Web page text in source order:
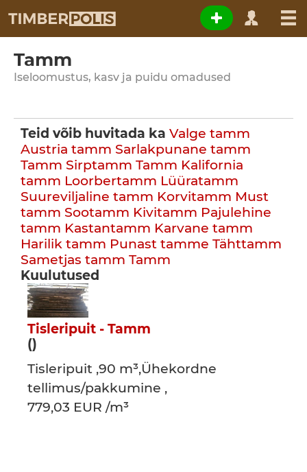
Tamm
Iseloomustus, kasv ja puidu omadused
Teid võib huvitada ka Valge tamm
Austria tamm Sarlakpunane tamm
Tamm Sirptamm Tamm Kalifornia
tamm Loorbertamm Lüüratamm
Suureviljaline tamm Korvitamm Must
tamm Sootamm Kivitamm Pajulehine
tamm Kastantamm Karvane tamm
Harilik tamm Punast tamme Tähttamm
Sametjas tamm Tamm
Kuulutused
Tisleripuit - Tamm
()
Tisleripuit ,90 m³,Ühekordne
tellimus/pakkumine ,
779,03 EUR /m³